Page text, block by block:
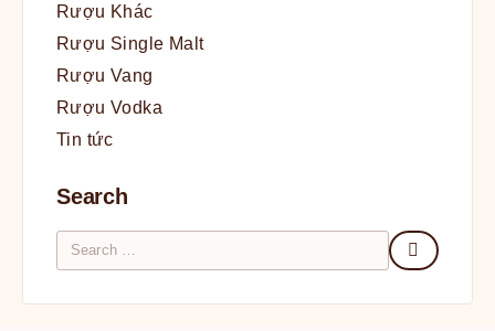
Rượu Khác
Rượu Single Malt
Rượu Vang
Rượu Vodka
Tin tức
Search